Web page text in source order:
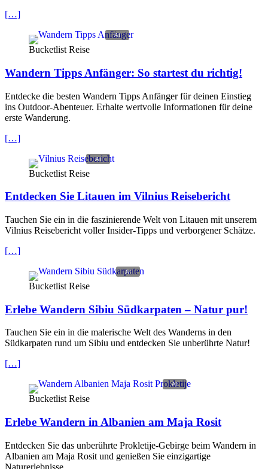
[…]
Bucketlist Reise
Wandern Tipps Anfänger: So startest du richtig!
Entdecke die besten Wandern Tipps Anfänger für deinen Einstieg
ins Outdoor-Abenteuer. Erhalte wertvolle Informationen für deine
erste Wanderung.
[…]
Bucketlist Reise
Entdecken Sie Litauen im Vilnius Reisebericht
Tauchen Sie ein in die faszinierende Welt von Litauen mit unserem
Vilnius Reisebericht voller Insider-Tipps und verborgener Schätze.
[…]
Bucketlist Reise
Erlebe Wandern Sibiu Südkarpaten – Natur pur!
Tauchen Sie ein in die malerische Welt des Wanderns in den
Südkarpaten rund um Sibiu und entdecken Sie unberührte Natur!
[…]
Bucketlist Reise
Erlebe Wandern in Albanien am Maja Rosit
Entdecken Sie das unberührte Prokletije-Gebirge beim Wandern in
Albanien am Maja Rosit und genießen Sie einzigartige
Naturerlebnisse.